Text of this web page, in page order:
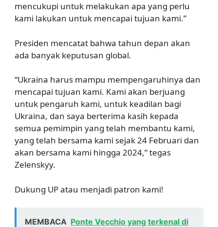
mencukupi untuk melakukan apa yang perlu
kami lakukan untuk mencapai tujuan kami.”
Presiden mencatat bahwa tahun depan akan
ada banyak keputusan global.
“Ukraina harus mampu mempengaruhinya dan
mencapai tujuan kami. Kami akan berjuang
untuk pengaruh kami, untuk keadilan bagi
Ukraina, dan saya berterima kasih kepada
semua pemimpin yang telah membantu kami,
yang telah bersama kami sejak 24 Februari dan
akan bersama kami hingga 2024,” tegas
Zelenskyy.
Dukung UP atau menjadi patron kami!
MEMBACA Ponte Vecchio yang terkenal di